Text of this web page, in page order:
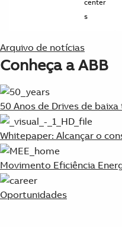
center
s
Arquivo de notícias
Conheça a ABB
50 Anos de Drives de baixa
Whitepaper: Alcançar o
Movimento Eficiência
Oportunidades